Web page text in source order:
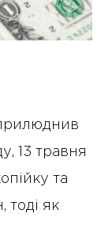
13 травня
та
тоді як